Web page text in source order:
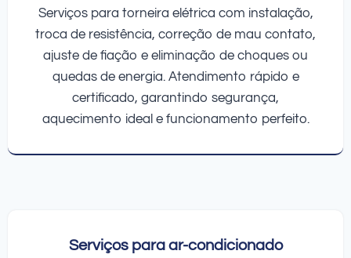
Serviços para torneira elétrica com instalação,
troca de resistência, correção de mau contato,
ajuste de fiação e eliminação de choques ou
quedas de energia. Atendimento rápido e
certificado, garantindo segurança,
aquecimento ideal e funcionamento perfeito.
Serviços para ar-condicionado